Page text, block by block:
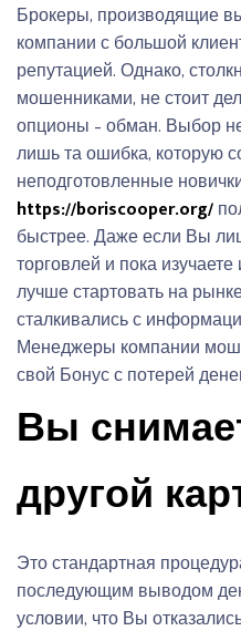
Брокеры, производящие
компании с большой
репутацией. Однако,
мошенниками, не стоит
опционы – обман. Выбор
лишь та ошибка, которую
неподготовленные
https://boriscooper.org/
быстрее. Даже если Вы
торговлей и пока
лучше стартовать на
сталкивались с
Менеджеры компании
свой Бонус с потерей
Вы
другой
Это стандартная
последующим выводом
условии, что Вы